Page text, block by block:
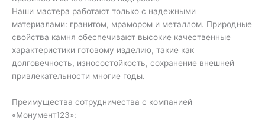
Наши мастера работают только с надежными
материалами: гранитом, мрамором и металлом. Природные
свойства камня обеспечивают высокие качественные
характеристики готовому изделию, такие как
долговечность, износостойкость, сохранение внешней
привлекательности многие годы.
Преимущества сотрудничества с компанией
«Монумент123»: